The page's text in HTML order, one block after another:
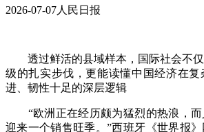
2026-07-07人民日报
透过鲜活的县域样本，国际社会不仅
级的扎实步伐，更能读懂中国经济在
进、韧性十足的深层逻辑
“欧洲正在经历颇为猛烈的热浪，而
迎来一个销售旺季。”西班牙《世界报》